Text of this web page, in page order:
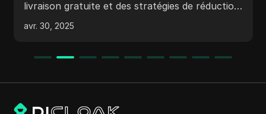
livraison gratuite et des stratégies de réduction
intelligentes. Magasinez plus intelligemment et
obtenez les meilleures offres à chaque fois !
avr. 30, 2025